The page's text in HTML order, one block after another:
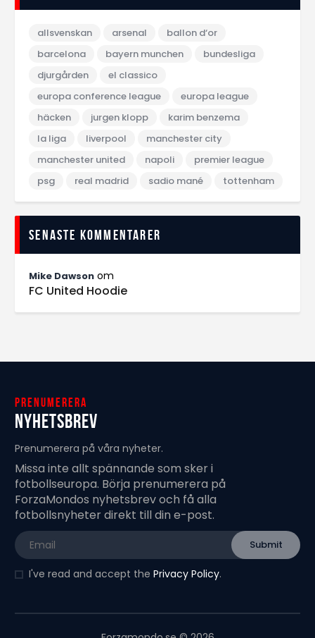
allsvenskan arsenal
ballon d‘or
barcelona
bayern munchen
bundesliga
djurgården
el classico
europa conference league
europa league
häcken
jurgen klopp
karim benzema
la liga
liverpool
manchester city
manchester united
napoli
premier league
psg
real madrid sadio mané tottenham
Senaste kommentarer
Mike Dawson om
FC United Hoodie
Prenumerera
Nyhetsbrev
Prenumerera på våra nyheter.
Missa inte allt spännande som sker i
fotbollseuropa. Börja prenumerera på
ForzaMondos nyhetsbrev och få alla
fotbollsnyheter direkt till din e-post.
I've read and accept the Privacy Policy.